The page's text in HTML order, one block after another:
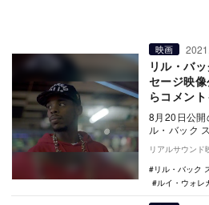
映画
リル・バ
セージ映
らコメント
8月20日公開
ル・バック
リル・バッ
された。 …
リアルサウンド
リル・バック
ルイ・ウォレ